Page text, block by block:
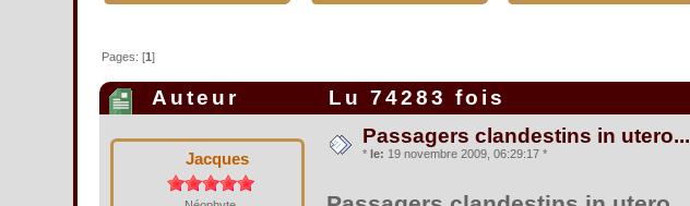
Pages: [1]
Auteur Lu 74283 fois
Jacques
Passagers clandestins in utero...
* le: 19 novembre 2009, 06:29:17 *